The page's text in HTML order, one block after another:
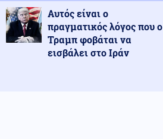
Αυτός είναι ο
πραγματικός λόγος που ο
Τραμπ φοβάται να
εισβάλει στο Ιράν